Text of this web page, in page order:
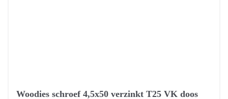
Woodies schroef 4,5x50 verzinkt T25 VK doos